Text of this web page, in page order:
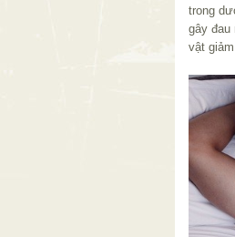
trong
gây đau
vật